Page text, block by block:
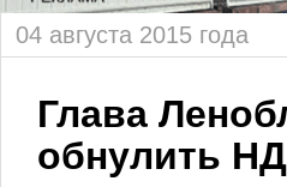
04 августа 2015 года
Глава
обнулить